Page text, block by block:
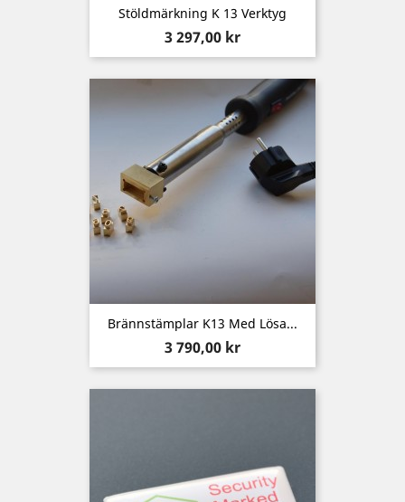
Stöldmärkning K 13 Verktyg
Pris
3 297,00 kr
Brännstämplar K13 Med Lösa...
Pris
3 790,00 kr